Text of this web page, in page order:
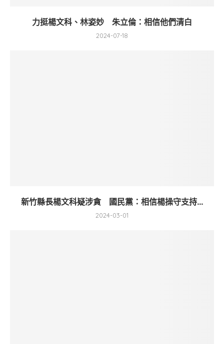
力挺楊文科、林姿妙 朱立倫：相信他們清白
2024-07-18
新竹縣長楊文科疑涉貪 國民黨：相信楊操守支持...
2024-03-01